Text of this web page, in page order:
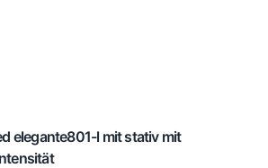
elegante801-l mit stativ mit